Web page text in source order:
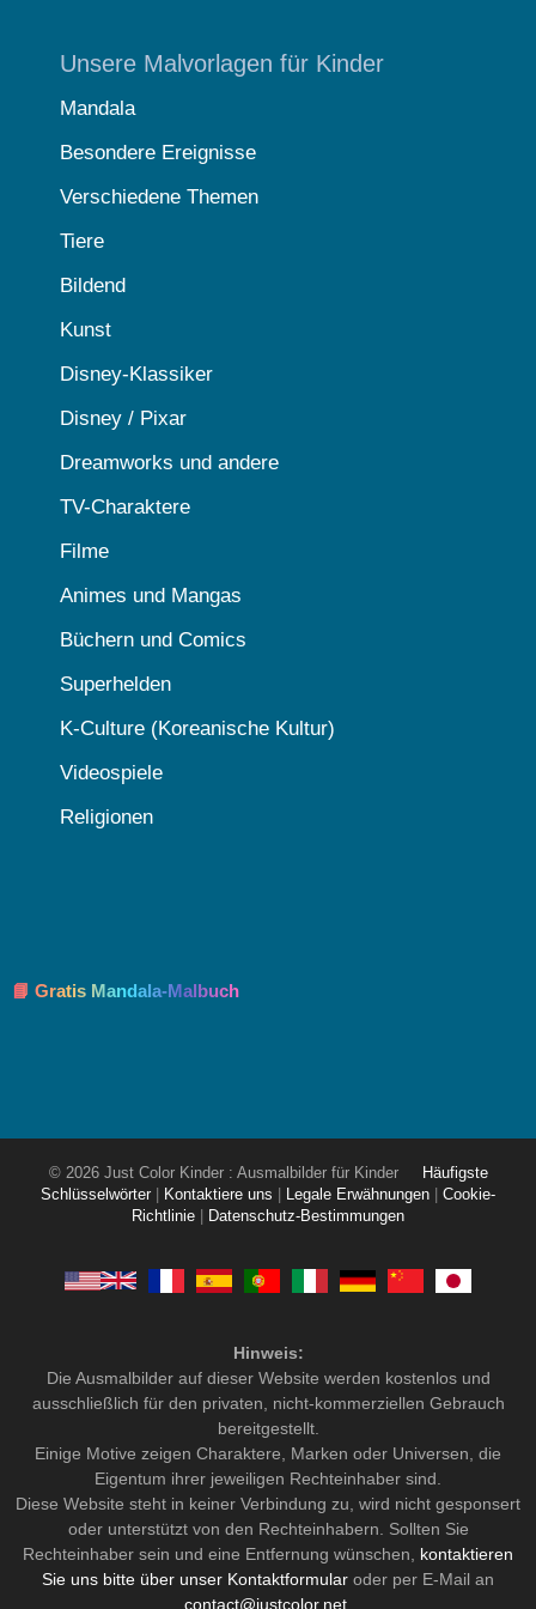
Unsere Malvorlagen für Kinder
Mandala
Besondere Ereignisse
Verschiedene Themen
Tiere
Bildend
Kunst
Disney-Klassiker
Disney / Pixar
Dreamworks und andere
TV-Charaktere
Filme
Animes und Mangas
Büchern und Comics
Superhelden
K-Culture (Koreanische Kultur)
Videospiele
Religionen
📘 Gratis Mandala-Malbuch
© 2026 Just Color Kinder : Ausmalbilder für Kinder
Häufigste
Schlüsselwörter
Kontaktiere uns Legale Erwähnungen
Cookie-
Richtlinie
Datenschutz-Bestimmungen
Hinweis:
Die Ausmalbilder auf dieser Website werden kostenlos und
ausschließlich für den privaten, nicht-kommerziellen Gebrauch
bereitgestellt.
Einige Motive zeigen Charaktere, Marken oder Universen, die
Eigentum ihrer jeweiligen Rechteinhaber sind.
Diese Website steht in keiner Verbindung zu, wird nicht gesponsert
oder unterstützt von den Rechteinhabern. Sollten Sie
Rechteinhaber sein und eine Entfernung wünschen, kontaktieren
Sie uns bitte über unser Kontaktformular oder per E-Mail an
contact@justcolor.net